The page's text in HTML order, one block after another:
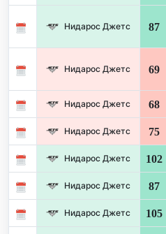
Нидарос Джетс 87
Нидарос Джетс 69
Нидарос Джетс 68
Нидарос Джетс 75
Нидарос Джетс 102
Нидарос Джетс 87
Нидарос Джетс 105